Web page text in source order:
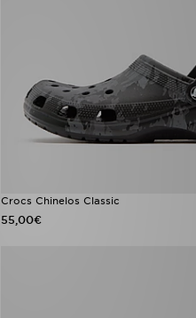
Crocs Chinelos Classic
55,00€